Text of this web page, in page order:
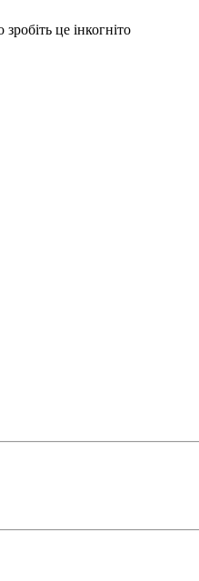
це інкогніто